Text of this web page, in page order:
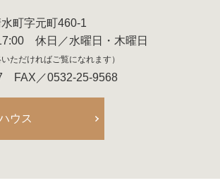
町字元町460-1
休日／水曜日・木曜日
ただければご覧になれます）
FAX／0532-25-9568
ウス